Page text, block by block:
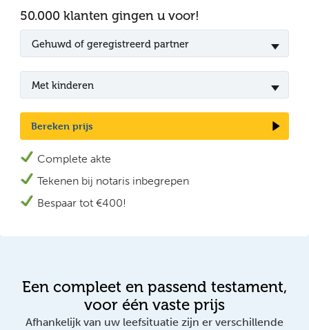
50.000 klanten gingen u voor!
Gehuwd of geregistreerd partner
Met kinderen
Bereken prijs
Complete akte
Tekenen bij notaris inbegrepen
Bespaar tot €400!
Een compleet en passend testament,
voor één vaste prijs
Afhankelijk van uw leefsituatie zijn er verschillende